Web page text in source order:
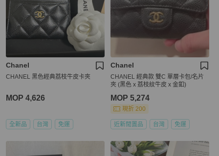
Chanel
CHANEL 黑色經典荔枝牛皮卡夾
MOP 4,626
全新品 台灣 免運
Chanel
CHANEL 經典款 雙C 單層卡包/名片
夾 (黑色 x 荔枝紋牛皮 x 金釦)
MOP 5,274
現折 200
近新閒置品 台灣 免運